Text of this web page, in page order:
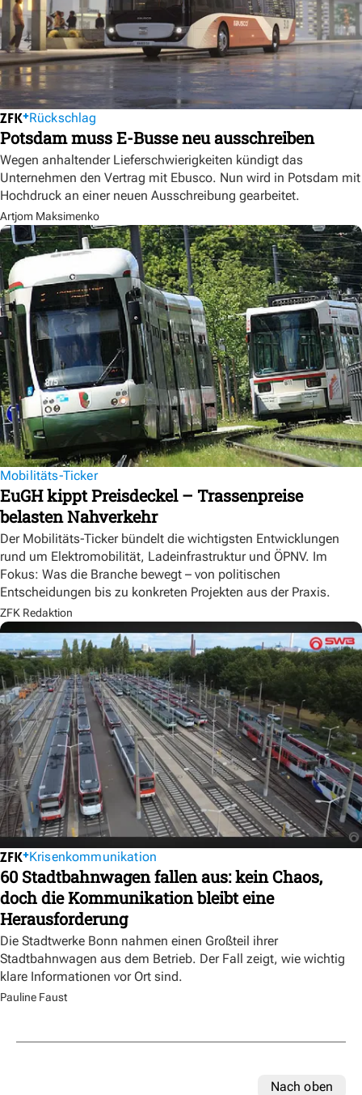
Rückschlag
Potsdam muss E-Busse neu ausschreiben
Wegen anhaltender Lieferschwierigkeiten kündigt das
Unternehmen den Vertrag mit Ebusco. Nun wird in Potsdam mit
Hochdruck an einer neuen Ausschreibung gearbeitet.
Artjom Maksimenko
Mobilitäts-Ticker
EuGH kippt Preisdeckel – Trassenpreise
belasten Nahverkehr
Der Mobilitäts-Ticker bündelt die wichtigsten Entwicklungen
rund um Elektromobilität, Ladeinfrastruktur und ÖPNV. Im
Fokus: Was die Branche bewegt – von politischen
Entscheidungen bis zu konkreten Projekten aus der Praxis.
ZFK Redaktion
Krisenkommunikation
60 Stadtbahnwagen fallen aus: kein Chaos,
doch die Kommunikation bleibt eine
Herausforderung
Die Stadtwerke Bonn nahmen einen Großteil ihrer
Stadtbahnwagen aus dem Betrieb. Der Fall zeigt, wie wichtig
klare Informationen vor Ort sind.
Pauline Faust
Nach oben